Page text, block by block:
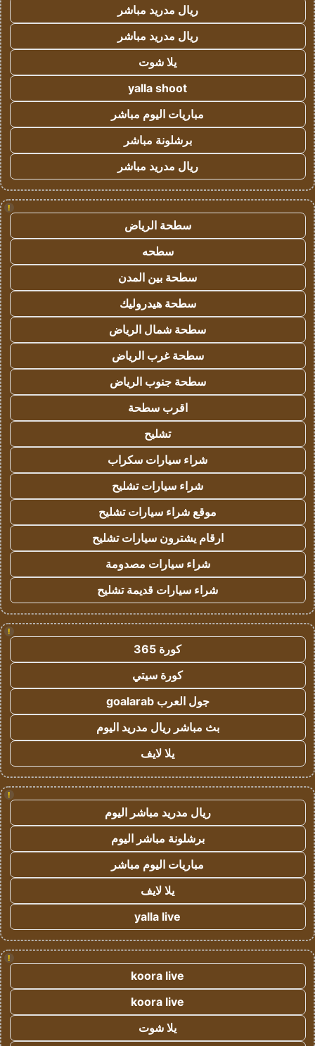
ريال مدريد مباشر
ريال مدريد مباشر
يلا شوت
yalla shoot
مباريات اليوم مباشر
برشلونة مباشر
ريال مدريد مباشر
!
سطحة الرياض
سطحه
سطحة بين المدن
سطحة هيدروليك
سطحة شمال الرياض
سطحة غرب الرياض
سطحة جنوب الرياض
اقرب سطحة
تشليح
شراء سيارات سكراب
شراء سيارات تشليح
موقع شراء سيارات تشليح
ارقام يشترون سيارات تشليح
شراء سيارات مصدومة
شراء سيارات قديمة تشليح
!
كورة 365
كورة سيتي
جول العرب goalarab
بث مباشر ريال مدريد اليوم
يلا لايف
!
ريال مدريد مباشر اليوم
برشلونة مباشر اليوم
مباريات اليوم مباشر
يلا لايف
yalla live
!
koora live
koora live
يلا شوت